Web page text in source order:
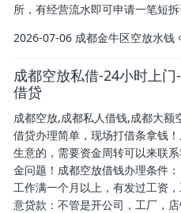
所，有经营流水即可申请一笔短
2026-07-06 成都金牛区空放水钱
成都空放私借-24小时上
借贷
成都空放,成都私人借钱,成都大额
借贷办理简单，现场打借条拿钱
生意的，需要资金周转可以来联
金问题！成都空放借钱办理条件
工作满一个月以上，有发过工资
意贷款：不管是开公司，工厂，